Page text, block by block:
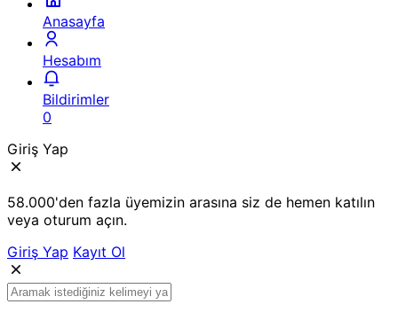
Anasayfa
Hesabım
Bildirimler
0
Giriş Yap
58.000'den fazla üyemizin arasına siz de hemen katılın
veya oturum açın.
Giriş Yap Kayıt Ol